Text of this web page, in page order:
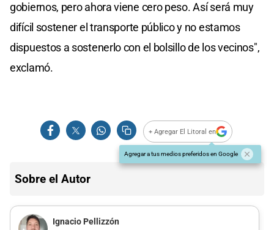
gobiernos, pero ahora viene cero peso. Así será muy
difícil sostener el transporte público y no estamos
dispuestos a sostenerlo con el bolsillo de los vecinos",
exclamó.
+ Agregar El Litoral en
Agregar a tus medios preferidos en Google
Sobre el Autor
Ignacio Pellizzón